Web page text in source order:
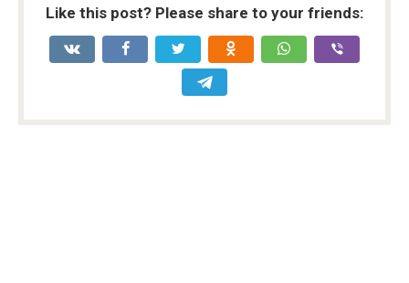
Like this post? Please share to your friends: